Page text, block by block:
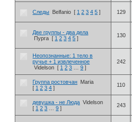
Следы Belfanio [ 1 2 3 4 5 ] 129
Две группы - два дела
Пурга [ 1 2 3 4 5 ] 130
Неопознанные: 1 тело в
ручье + 1 извлеченное
Videlson [ 1 2 3 9 ]
242
Группа ростовчан Maria
[ 1 2 3 4 ] 110
девушка - не Люда Videlson
[ 1 2 3 9 ] 243